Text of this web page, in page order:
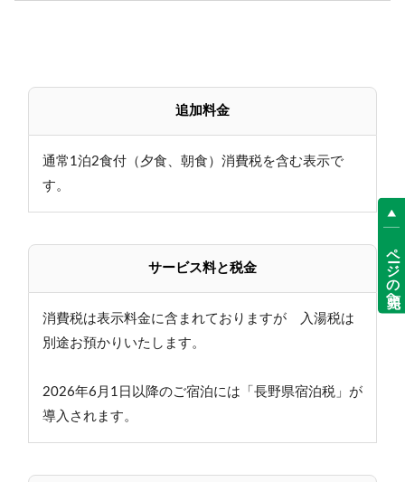
追加料金
通常1泊2食付（夕食、朝食）消費税を含む表示で
す。
サービス料と税金
消費税は表示料金に含まれておりますが 入湯税は
別途お預かりいたします。
2026年6月1日以降のご宿泊には「長野県宿泊税」が
導入されます。
ページの先頭へ